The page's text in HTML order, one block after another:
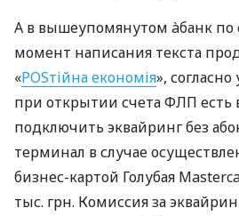
А в вышеупомянутом àбанк по
момент написания текста
«POSтійна економія»,
при открытии счета ФЛП есть
подключить эквайринг без
терминал в случае
бизнес-картой Голубая
тыс. грн. Комиссия за